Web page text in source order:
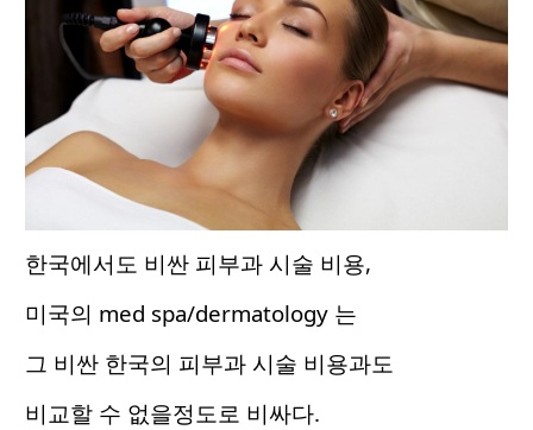
한국에서도 비싼 피부과 시술 비용,
미국의 med spa/dermatology 는
그 비싼 한국의 피부과 시술 비용과도
비교할 수 없을정도로 비싸다.